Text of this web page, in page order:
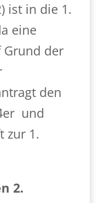
ist in die 1.
eine
Grund der
den
und
zur 1.
2.